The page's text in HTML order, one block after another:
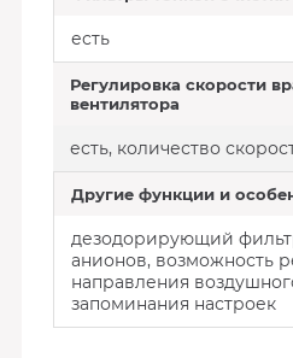
есть
Регулировка скорости
вентилятора
есть, количество
Другие функции и
дезодорирующий
анионов, возможность
направления
запоминания настроек